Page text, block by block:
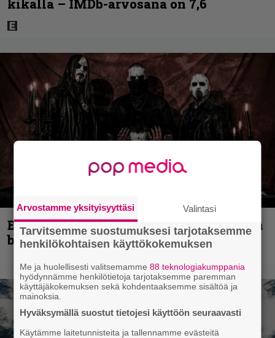
kikalla – IMDb-arvosana on 7,6
Espoon syyskuu käynnistyy kotimaisen
black metalin merkeissä
Arvostamme yksityisyyttäsi Valintasi
Tarvitsemme suostumuksesi tarjotaksemme
henkilökohtaisen käyttökokemuksen
Me ja huolellisesti valitsemamme88 teknologiakumppania
hyödynnämme henkilötietoja tarjotaksemme paremman
käyttäjäkokemuksen sekä kohdentaaksemme sisältöä ja
mainoksia.
Hyväksymällä suostut tietojesi käyttöön seuraavasti
Käytämme laitetunnisteita ja tallennamme evästeitä